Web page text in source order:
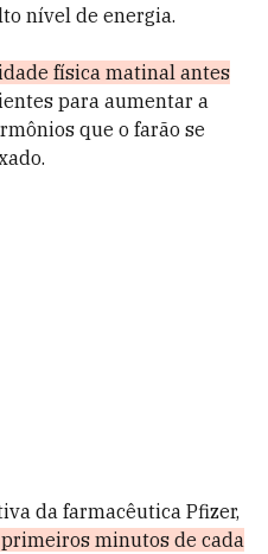
nível de energia.
física matinal antes
para aumentar a
que o farão se
da farmacêutica Pfizer,
minutos de cada